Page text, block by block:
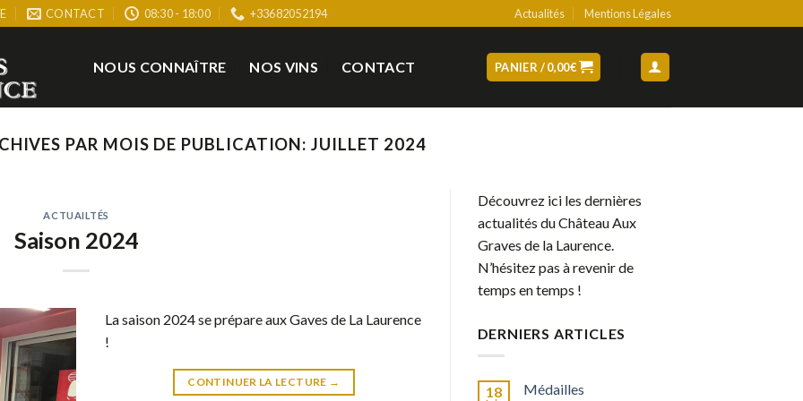
CONTACT 08:30 - 18:00 +33682052194 Actualités Mentions Légales
NOUS CONNAÎTRE NOS VINS CONTACT PANIER /0,00€
PAR MOIS DE PUBLICATION:JUILLET 2024
ACTUAILTÉS
Saison 2024
La saison 2024 se prépare aux Gaves de La Laurence
!
CONTINUER LA LECTURE →
Découvrez ici les dernières
actualités du Château Aux
Graves de la Laurence.
N’hésitez pas à revenir de
temps en temps !
DERNIERS ARTICLES
18 Médailles